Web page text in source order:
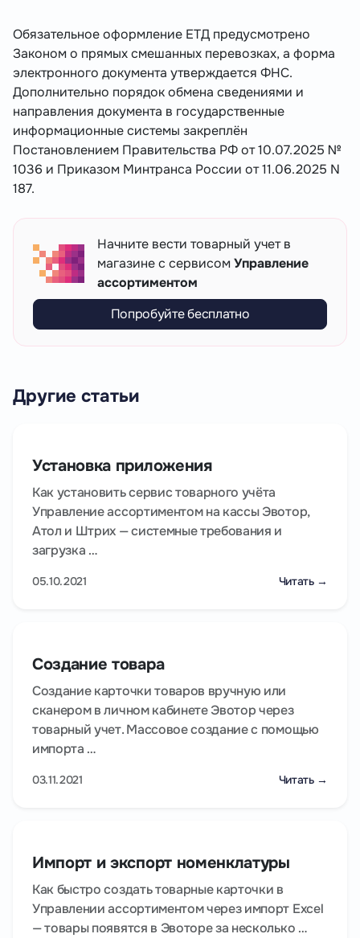
Обязательное оформление ЕТД предусмотрено
Законом о прямых смешанных перевозках, а форма
электронного документа утверждается ФНС.
Дополнительно порядок обмена сведениями и
направления документа в государственные
информационные системы закреплён
Постановлением Правительства РФ от 10.07.2025 №
1036 и Приказом Минтранса России от 11.06.2025 N
187.
Начните вести товарный учет в
магазине с сервисомУправление
ассортиментом
Попробуйте бесплатно
Другие статьи
Установка приложения
Как установить сервис товарного учёта
Управление ассортиментом на кассы Эвотор,
Атол и Штрих — системные требования и
загрузка …
05.10.2021 Читать →
Создание товара
Создание карточки товаров вручную или
сканером в личном кабинете Эвотор через
товарный учет. Массовое создание с помощью
импорта …
03.11.2021 Читать →
Импорт и экспорт номенклатуры
Как быстро создать товарные карточки в
Управлении ассортиментом через импорт Excel
— товары появятся в Эвоторе за несколько …